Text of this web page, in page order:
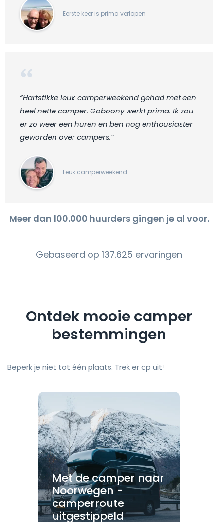
Eerste keer is prima verlopen
“Hartstikke leuk camperweekend gehad met een
heel nette camper. Goboony werkt prima. Ik zou
er zo weer een huren en ben nog enthousiaster
geworden over campers.“
Leuk camperweekend
Meer dan 100.000 huurders gingen je al voor.
Gebaseerd op 137.625 ervaringen
Ontdek mooie camper
bestemmingen
Beperk je niet tot één plaats. Trek er op uit!
Met de camper naar
Noorwegen -
camperroute
uitgestippeld